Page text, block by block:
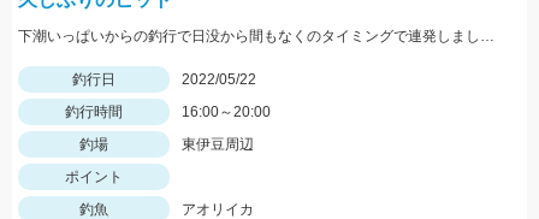
下潮いっぱいからの釣行で日没から間もなくのタイミングで連発しました。
釣行日
2022/05/22
釣行時間
16:00～20:00
釣場
東伊豆周辺
ポイント
釣魚
アオリイカ